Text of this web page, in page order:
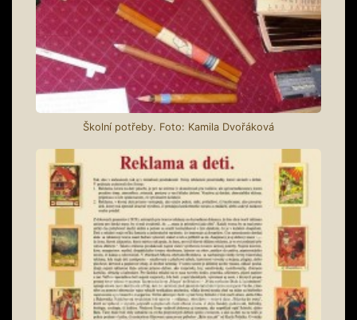
Školní potřeby. Foto: Kamila Dvořáková